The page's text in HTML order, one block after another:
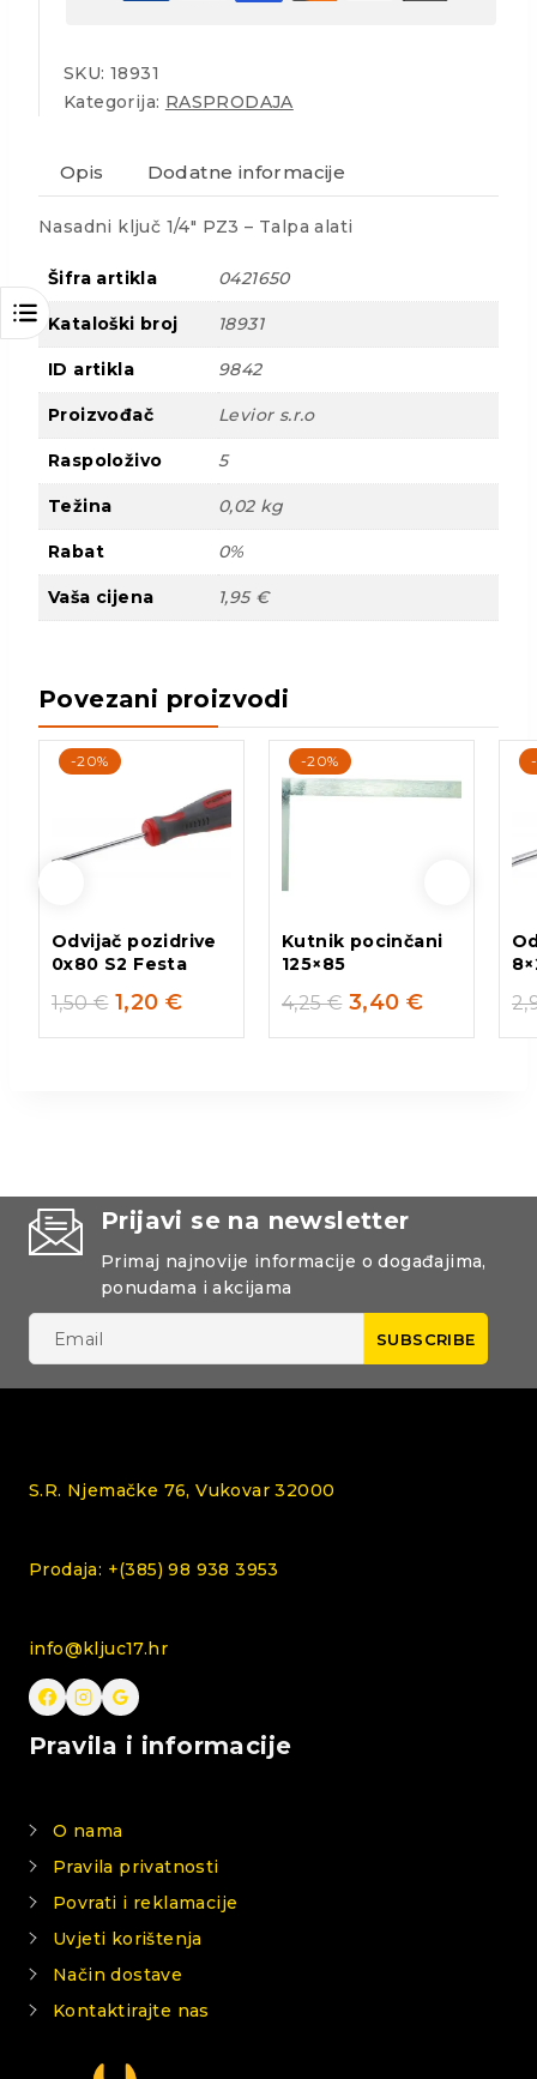
SKU: 18931
Kategorija: RASPRODAJA
Opis Dodatne informacije
Nasadni ključ 1/4″ PZ3 – Talpa alati
Šifra artikla 0421650
Kataloški broj 18931
ID artikla 9842
Proizvođač Levior s.r.o
Raspoloživo 5
Težina 0,02 kg
Rabat 0%
Vaša cijena 1,95 €
Povezani proizvodi
-20%
Odvijač pozidrive
0x80 S2 Festa
1,50€ 1,20 €
-20%
Kutnik pocinčani
125×85
4,25€ 3,40 €
Prijavi se na newsletter
Primaj najnovije informacije o događajima,
ponudama i akcijama
S.R. Njemačke 76, Vukovar 32000
Prodaja: +(385) 98 938 3953
info@kljuc17.hr
Pravila i informacije
O nama
Pravila privatnosti
Povrati i reklamacije
Uvjeti korištenja
Način dostave
Kontaktirajte nas